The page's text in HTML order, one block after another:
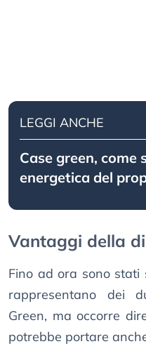
LEGGI ANCHE
Case green, come
energetica del
Vantaggi della
Fino ad ora sono stati
rappresentano dei
Green, ma occorre
potrebbe portare